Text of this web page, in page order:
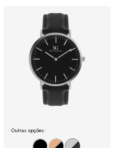
Outras opções: